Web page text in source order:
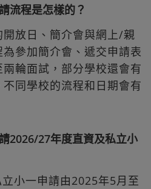
流程是怎樣的？
放日、簡介會與網上/親
參加簡介會、遞交申請表
輪面試，部分學校還會有
同學校的流程和日期會有
2026/27年度直資及私立小
小一申請由2025年5月至